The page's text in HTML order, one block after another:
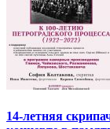
14-летняя